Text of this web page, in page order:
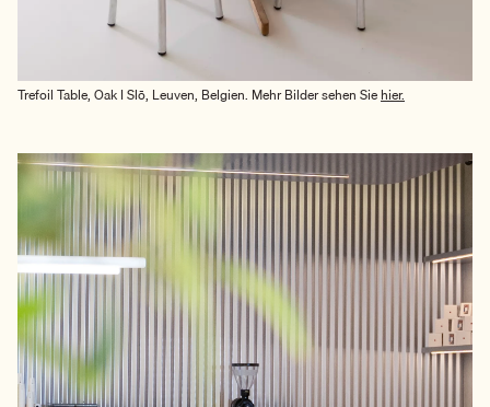
Trefoil Table, Oak I Slō, Leuven, Belgien. Mehr Bilder sehen Sie hier.